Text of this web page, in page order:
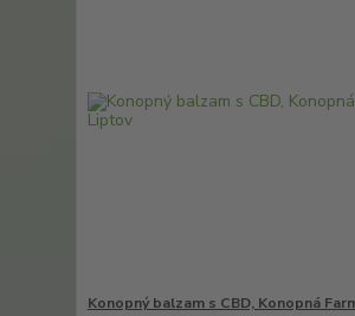
Konopný balzam s CBD, Konopná